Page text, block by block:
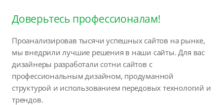
Доверьтесь профессионалам!
Проанализировав тысячи успешных сайтов на рынке,
мы внедрили лучшие решения в наши сайты. Для вас
дизайнеры разработали сотни сайтов с
профессиональным дизайном, продуманной
структурой и использованием передовых технологий и
трендов.